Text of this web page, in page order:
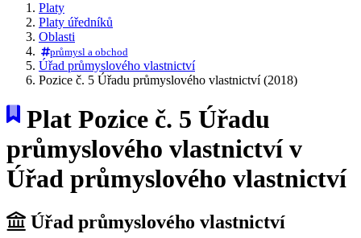
Platy
Platy úředníků
Oblasti
průmysl a obchod
Úřad průmyslového vlastnictví
Pozice č. 5 Úřadu průmyslového vlastnictví (2018)
Plat Pozice č. 5 Úřadu
průmyslového vlastnictví v
Úřad průmyslového vlastnictví
Úřad průmyslového vlastnictví